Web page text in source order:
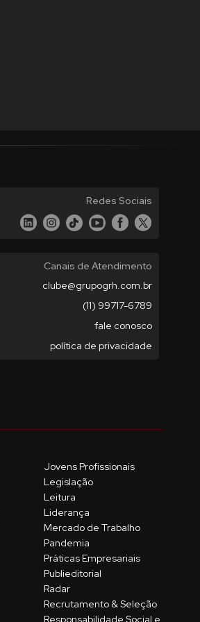
Redes Sociais
Canais de Atendimento
clube@grupogrh.com.br
(11) 99717-6789
fale conosco
política de privacidade
Jovens Profissionais
Legislação
Leitura
Liderança
Mercado de Trabalho
Pandemia
Práticas Empresariais
Publieditorial
Radar
Recrutamento & Seleção
Responsabilidade Social e